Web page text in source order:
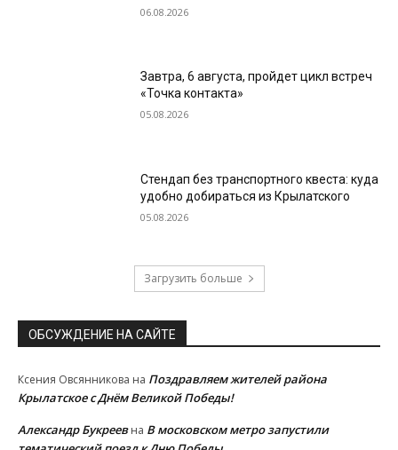
06.08.2026
Завтра, 6 августа, пройдет цикл встреч
«Точка контакта»
05.08.2026
Стендап без транспортного квеста: куда
удобно добираться из Крылатского
05.08.2026
Загрузить больше
ОБСУЖДЕНИЕ НА САЙТЕ
Ксения Овсянникова на Поздравляем жителей района
Крылатское с Днём Великой Победы!
Александр Букреевна В московском метро запустили